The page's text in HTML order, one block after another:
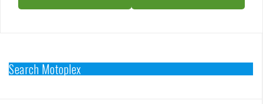
Search Motoplex